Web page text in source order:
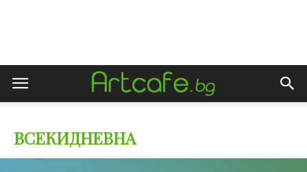
ВСЕКИДНЕВНА